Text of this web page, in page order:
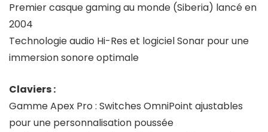
Premier casque gaming au monde (Siberia) lancé en
2004
Technologie audio Hi-Res et logiciel Sonar pour une
immersion sonore optimale
Claviers :
Gamme Apex Pro : Switches OmniPoint ajustables
pour une personnalisation poussée